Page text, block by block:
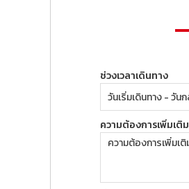
ช่วงเวลาเดินทาง
ความต้องการเพิ่มเติม